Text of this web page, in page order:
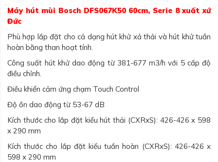
Máy hút mùi Bosch DFS067K50 60cm, Serie 8 xuất xứ
Đức
Phù hợp lắp đặt cho cả dạng hút khử xả thải và hút khử tuần
hoàn bằng than hoạt tính.
Công suất hút khử dao động từ 381-677 m3/h với 5 cấp độ
điều chỉnh.
Điều khiển cảm ứng chạm Touch Control
Độ ồn dao động từ 53-67 dB
Kích thước cho lắp đặt kiểu hút thải (CXRxS): 426-426 x 598
x 290 mm
Kích thước cho lắp đặt kiểu tuần hoàn (CXRxS): 426-426 x
598 x 290 mm